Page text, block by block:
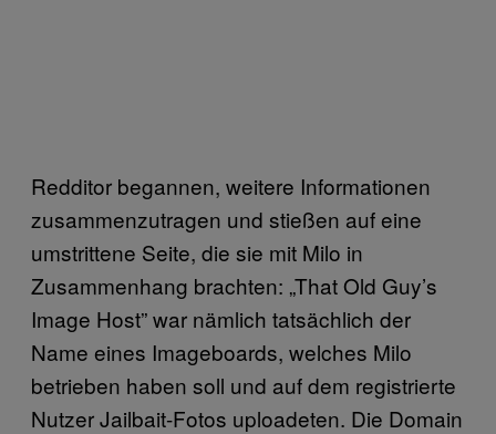
Redditor begannen, weitere Informationen
zusammenzutragen und stießen auf eine
umstrittene Seite, die sie mit Milo in
Zusammenhang brachten: „That Old Guy’s
Image Host” war nämlich tatsächlich der
Name eines Imageboards, welches Milo
betrieben haben soll und auf dem registrierte
Nutzer Jailbait-Fotos uploadeten. Die Domain